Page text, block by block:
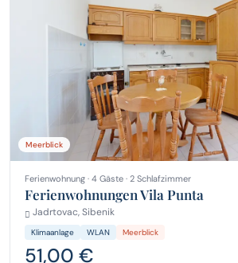
Meerblick
Ferienwohnung · 4 Gäste · 2 Schlafzimmer
Ferienwohnungen Vila Punta
Jadrtovac, Sibenik
Klimaanlage WLAN Meerblick
51,00 €